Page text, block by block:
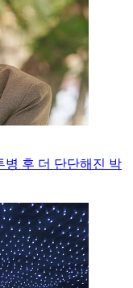
병 후 더 단단해진 박